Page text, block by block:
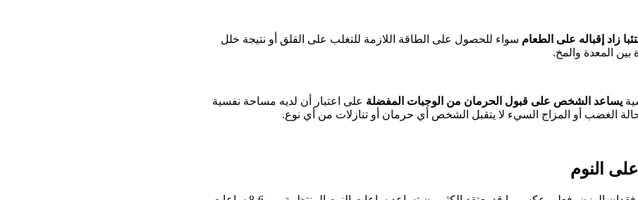
زاد إقباله على الطعام سواء للحصول على الطاقة اللازمة للتغلب على القلق أو نتيجة خلل
بين المعدة والمخ.
يساعد الشخص على قبول الحرمان من الوجبات المفضلة على اعتبار أن لديه مساحة نفسية
الغضب أو المزاج السيء لا يتقبل الشخص أي حرمان أو تنازلات من أي نوع.